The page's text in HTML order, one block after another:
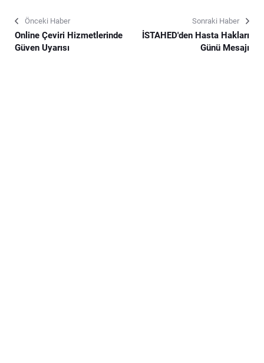
Önceki Haber
Online Çeviri Hizmetlerinde
Güven Uyarısı
Sonraki Haber
İSTAHED'den Hasta Hakları
Günü Mesajı